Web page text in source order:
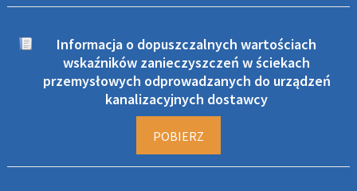
Informacja o dopuszczalnych wartościach
wskaźników zanieczyszczeń w ściekach
przemysłowych odprowadzanych do urządzeń
kanalizacyjnych dostawcy
POBIERZ